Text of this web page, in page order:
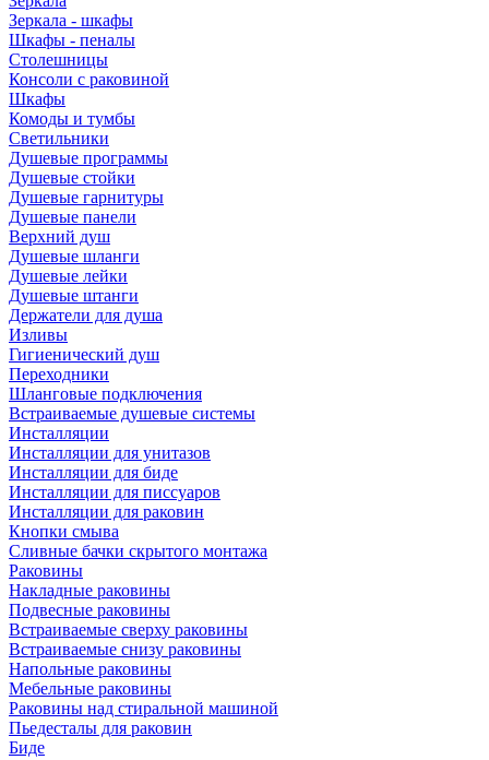
Зеркала - шкафы
Шкафы - пеналы
Столешницы
Консоли с раковиной
Шкафы
Комоды и тумбы
Светильники
Душевые программы
Душевые стойки
Душевые гарнитуры
Душевые панели
Верхний душ
Душевые шланги
Душевые лейки
Душевые штанги
Держатели для душа
Изливы
Гигиенический душ
Переходники
Шланговые подключения
Встраиваемые душевые системы
Инсталляции
Инсталляции для унитазов
Инсталляции для биде
Инсталляции для писсуаров
Инсталляции для раковин
Кнопки смыва
Сливные бачки скрытого монтажа
Раковины
Накладные раковины
Подвесные раковины
Встраиваемые сверху раковины
Встраиваемые снизу раковины
Напольные раковины
Мебельные раковины
Раковины над стиральной машиной
Пьедесталы для раковин
Биде